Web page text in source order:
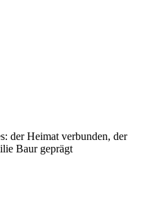
der Heimat verbunden, der
Baur geprägt